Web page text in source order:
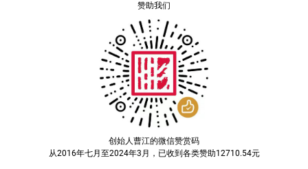
赞助我们
创始人曹江的微信赞赏码
从2016年七月至2024年3月，已收到各类赞助12710.54元